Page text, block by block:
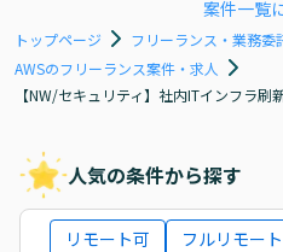
案件一覧
トップページ
フリーランス・業務委
AWSのフリーランス案件・求人
【NW/セキュリティ】社内ITインフラ刷
人気の条件から探す
リモート可 フルリモート